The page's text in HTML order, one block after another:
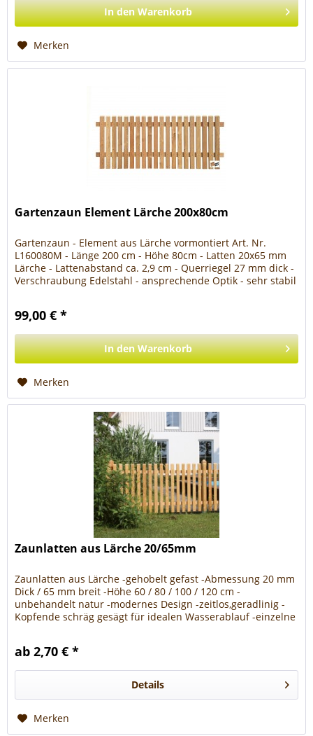
In den Warenkorb
Merken
Gartenzaun Element Lärche 200x80cm
Gartenzaun - Element aus Lärche vormontiert Art. Nr.
L160080M - Länge 200 cm - Höhe 80cm - Latten 20x65 mm
Lärche - Lattenabstand ca. 2,9 cm - Querriegel 27 mm dick -
Verschraubung Edelstahl - ansprechende Optik - sehr stabil
99,00 € *
In den Warenkorb
Merken
Zaunlatten aus Lärche 20/65mm
Zaunlatten aus Lärche -gehobelt gefast -Abmessung 20 mm
Dick / 65 mm breit -Höhe 60 / 80 / 100 / 120 cm -
unbehandelt natur -modernes Design -zeitlos,geradlinig -
Kopfende schräg gesägt für idealen Wasserablauf -einzelne
ab 2,70 € *
Details
Merken